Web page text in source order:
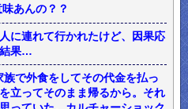
あんの？？
に連れて行かれたけど、因果応
果…
で外食をしてその代金を払っ
立ってそのまま帰るから。それ